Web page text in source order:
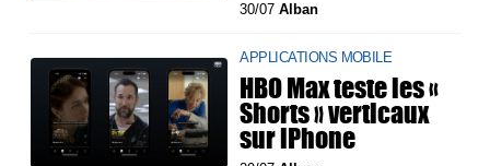
30/07Alban
APPLICATIONS MOBILE
HBO Max teste les «
Shorts » verticaux
sur iPhone